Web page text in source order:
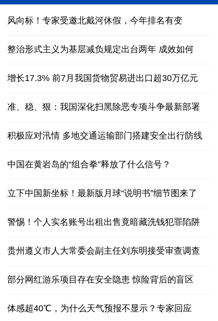
风向标！专家受邀北戴河休假，今年排名有变
整治形式主义为基层减负规定出台两年 成效如何
增长17.3% 前7月我国货物贸易进出口超30万亿元
准、稳、狠：我国深化扫黑除恶专项斗争最新部署
积极应对汛情 多地交通运输部门搭建安全出行防线
中国在黄岩岛的“组合拳”释放了什么信号？
立下中国新坐标！最新版月球“说明书”细节图来了
警惕！个人实名账号出租出售竟暗藏洗钱犯罪陷阱
贵州遵义市人大常委会副主任刘东明接受审查调查
部分网红游乐项目存在安全隐患 惊险背后的盲区
体感超40℃，为什么天气预报不显示？专家回应